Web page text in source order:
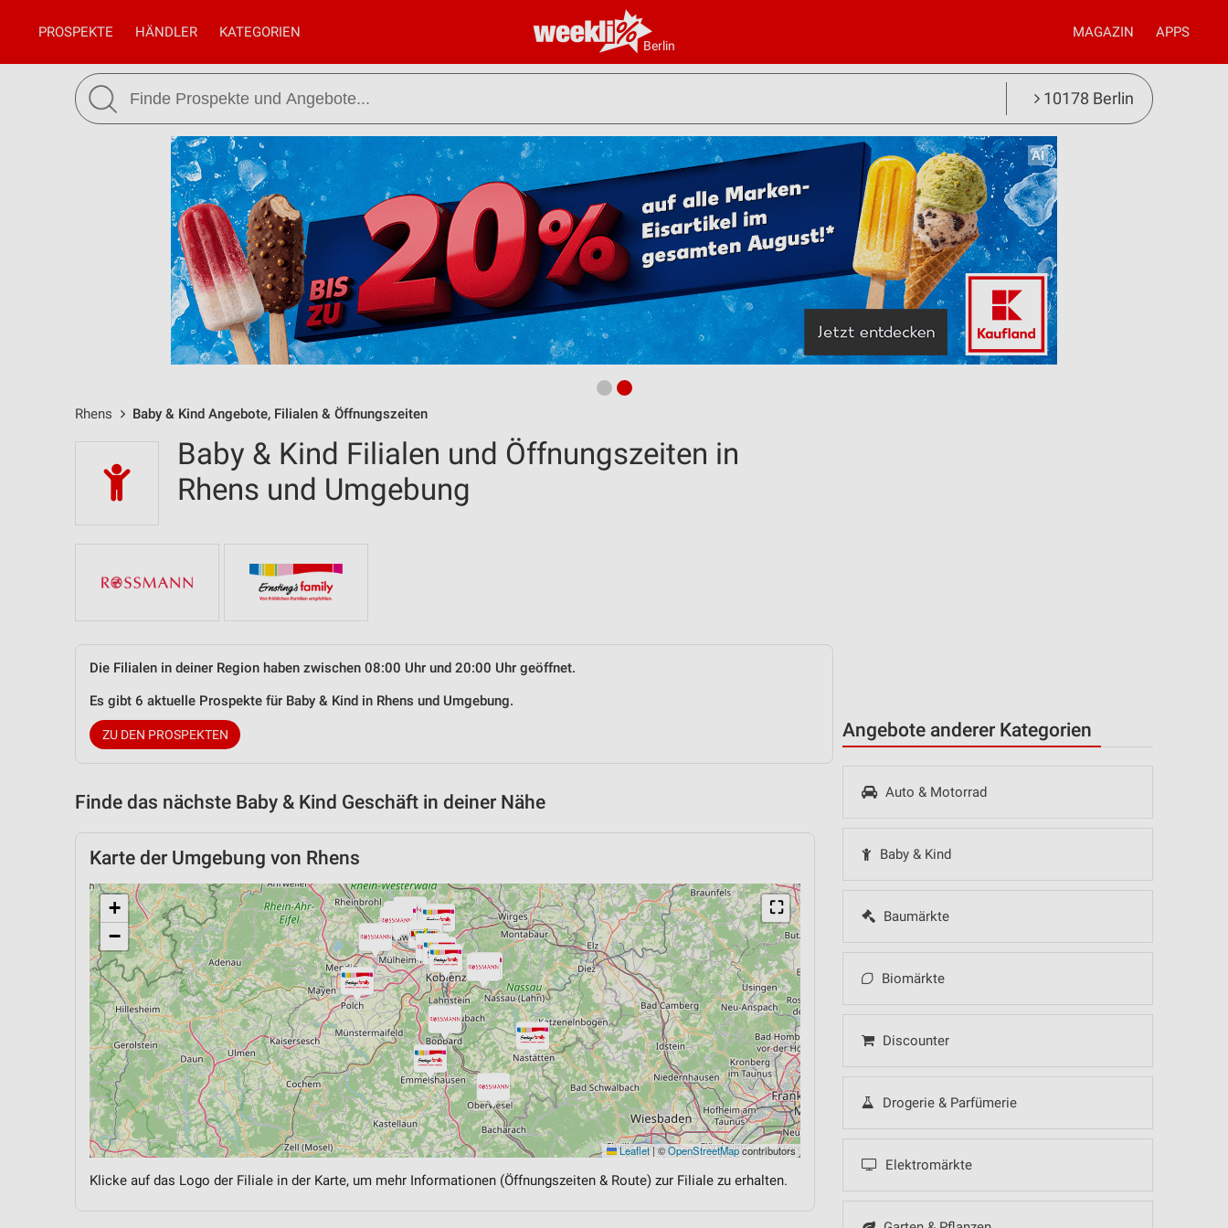
Berlin
PROSPEKTE HÄNDLER KATEGORIEN MAGAZIN APPS
10178 Berlin
Rhens Baby & Kind Angebote, Filialen & Öffnungszeiten
Angebote anderer Kategorien
Auto & Motorrad
Baby & Kind
Baumärkte
Biomärkte
Discounter
Drogerie & Parfümerie
Elektromärkte
Baby & Kind Filialen und Öffnungszeiten in
Rhens und Umgebung
Die Filialen in deiner Region haben zwischen 08:00 Uhr und 20:00 Uhr geöffnet.
Es gibt 6 aktuelle Prospekte für Baby & Kind in Rhens und Umgebung.
ZU DEN PROSPEKTEN
Finde das nächste Baby & Kind Geschäft in deiner Nähe
Karte der Umgebung von Rhens
⛶
+
−
Leaflet | ©OpenStreetMapcontributors
Klicke auf das Logo der Filiale in der Karte, um mehr Informationen (Öffnungszeiten & Route) zur Filiale zu erhalten.